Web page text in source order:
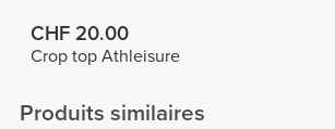
CHF 20.00
Crop top Athleisure
Produits similaires